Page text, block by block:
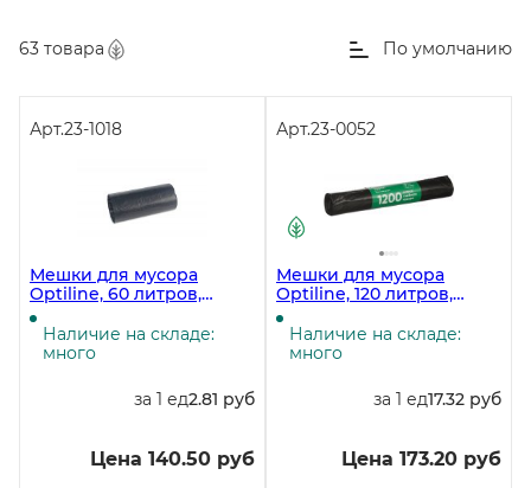
63 товара По умолчанию
Арт.23-1018
Мешки для мусора
Optiline, 60 литров,
60х70 см, 8 мкм, черные,
50 штук в рулоне
Наличие на складе:
много
за 1 ед2.81 руб
Цена 140.50 руб
Арт.23-0052
Мешки для мусора
Optiline, 120 литров,
70х110 см, 50 мкм,
черные, в рулоне 10
штук
Наличие на складе:
много
за 1 ед17.32 руб
Цена 173.20 руб